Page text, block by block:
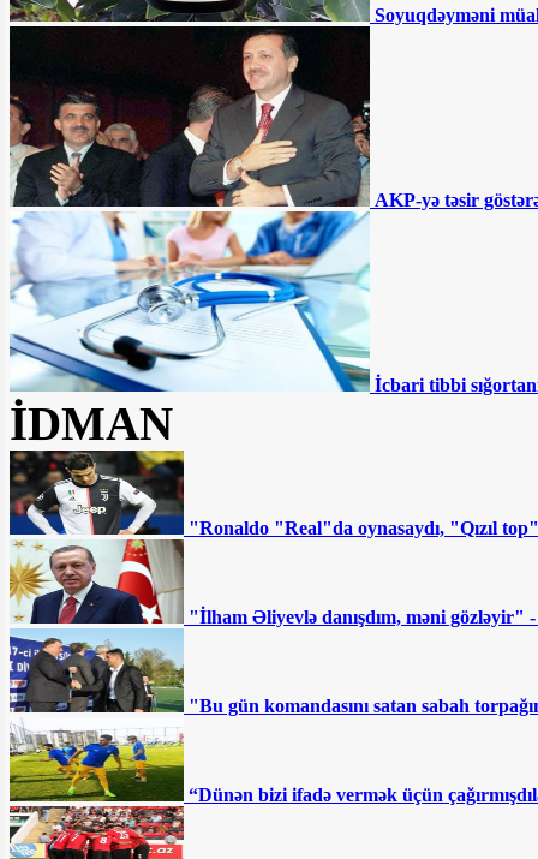
Akif Çovdarov nə edəcək? -
“Gürcüstana gedəcək və...”
Ağdamda 15 il əvvəl tikilən məktəb
çökür - “İnvestisiya planına salınıb,
amma...”
Əhmədzadənin texnikaları Gəncədə
yolları qazıb kimləri varlandırır? -
İDDİA
"Təmiz Şəhər" ASC 2 ildir ki, maliyyə
hesabatı vermir
BÜTÜN XƏBƏRLƏR
Soyuqdəyməni
AKP-yə təsir
İcbari tibbi
İDMAN
"Ronaldo "Real"da oynasaydı, "Qızıl
"İlham Əliyevlə danışdım, məni
"Bu gün komandasını satan sabah
“Dünən bizi ifadə vermək üçün